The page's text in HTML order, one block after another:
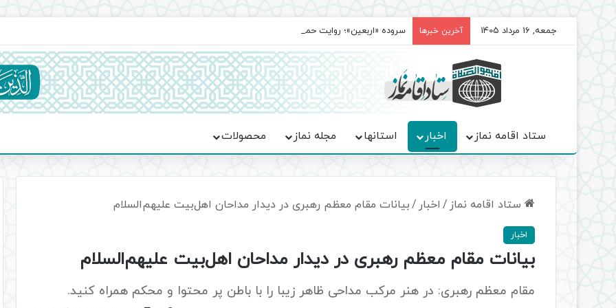
جمعه, 16 مرداد 1405 آخرین خبرها سروده‌ «اربعین»؛ روایت حماسه، استقامت و تمدن‌سازی امت اسلامی
ستاد اقامه نماز اخبار استانها مجله نماز محصولات
ستاد اقامه نماز / اخبار /بیانات مقام معظم رهبری در دیدار مداحان اهل‌بیت علیهم‌السلام
اخبار
بیانات مقام معظم رهبری در دیدار مداحان اهل‌بیت علیهم‌السلام
مقام معظم رهبری: در هنر مرکب مداحی ظاهر زیبا را با باطن پر محتوا و محکم همراه کنید.